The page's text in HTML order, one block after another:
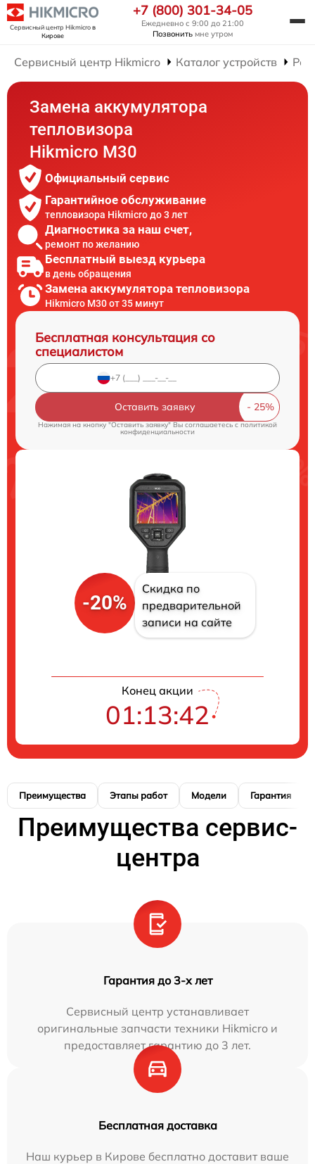
Сервисный центр Hikmicroв
Кирове
+7 (800) 301-34-05
Ежедневно с 9:00 до 21:00
Позвонить мне утром
Сервисный центр Hikmicro Каталог устройств
Замена аккумулятора
тепловизора
Hikmicro M30
Официальный сервис
Гарантийное обслуживание
тепловизора Hikmicro до 3 лет
Диагностика за наш счет,
ремонт по желанию
Бесплатный выезд курьера
в день обращения
Замена аккумулятора тепловизора
Hikmicro M30 от 35 минут
Бесплатная консультация со
специалистом
Оставить заявку
Нажимая на кнопку "Оставить заявку" Вы соглашаетесь cполитикой
конфиденциальности
-20%
Скидка по
предварительной
записи на сайте
Конец акции
01:13:41
Преимущества Этапы работ Модели Гарантия
Преимущества сервис-
центра
Гарантия до 3-х лет
Сервисный центр устанавливает
оригинальные запчасти техники Hikmicro и
предоставляет гарантию до 3 лет.
Бесплатная доставка
Наш курьер в Кирове бесплатно доставит ваше